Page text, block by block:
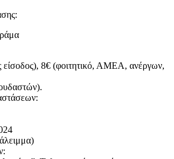
είσοδος), 8€ (φοιτητικό, ΑΜΕΑ, ανέργων,